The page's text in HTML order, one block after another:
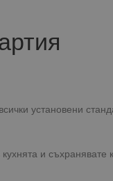
установени
и съхранявате